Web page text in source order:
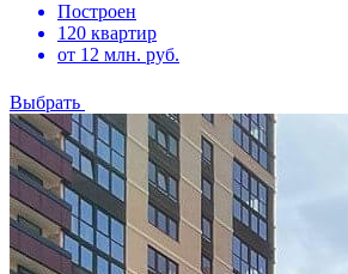
Построен
120 квартир
от 12 млн. руб.
Выбрать